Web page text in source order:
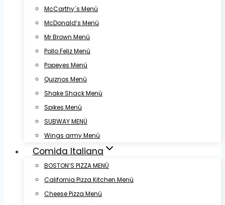
McCarthy´s Menú
McDonald’s Menú
Mr Brown Menú
Pollo Feliz Menú
Popeyes Menú
Quiznos Menú
Shake Shack Menú
Spikes Menú
SUBWAY MENÚ
Wings army Menú
Comida Italiana
BOSTON’S PIZZA MENÚ
California Pizza Kitchen Menú
Cheese Pizza Menú